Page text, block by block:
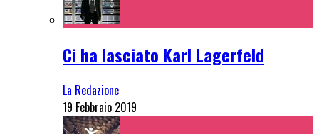
Ci ha lasciato Karl Lagerfeld
La Redazione
19 Febbraio 2019